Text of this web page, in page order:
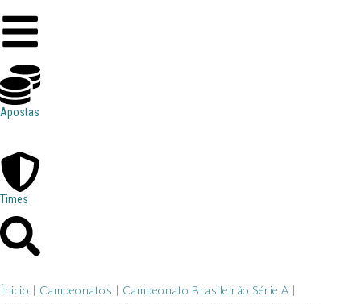
Apostas
Times
Ínicio | Campeonatos | Campeonato Brasileirão Série A |